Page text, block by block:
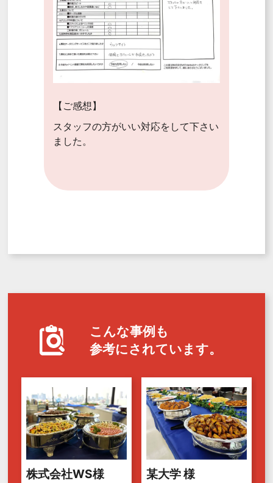
【ご感想】
スタッフの方がいい対応をして下さい
ました。
こんな事例も
参考にされています。
株式会社WS様 某大学 様